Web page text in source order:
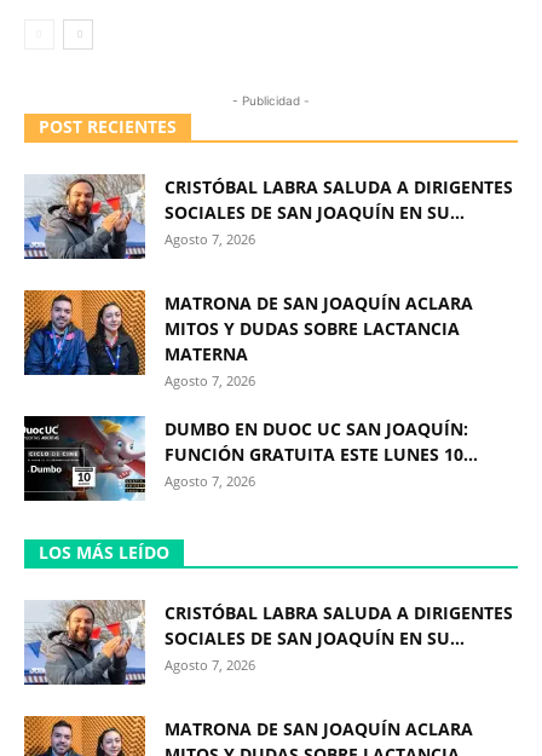
- Publicidad -
POST RECIENTES
CRISTÓBAL LABRA SALUDA A DIRIGENTES
SOCIALES DE SAN JOAQUÍN EN SU...
Agosto 7, 2026
MATRONA DE SAN JOAQUÍN ACLARA
MITOS Y DUDAS SOBRE LACTANCIA
MATERNA
Agosto 7, 2026
DUMBO EN DUOC UC SAN JOAQUÍN:
FUNCIÓN GRATUITA ESTE LUNES 10...
Agosto 7, 2026
LOS MÁS LEÍDO
CRISTÓBAL LABRA SALUDA A DIRIGENTES
SOCIALES DE SAN JOAQUÍN EN SU...
Agosto 7, 2026
MATRONA DE SAN JOAQUÍN ACLARA